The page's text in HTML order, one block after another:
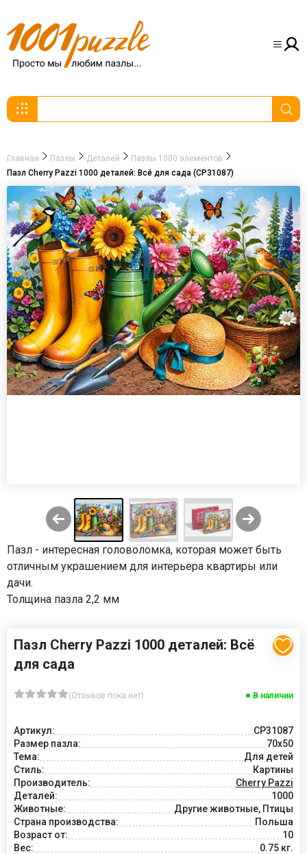
Главная Пазлы Деталей
Пазлы 1000 элементов
Пазл Cherry Pazzi 1000 деталей: Всё для сада (CP31087)
Пазл - интересная головоломка, которая может быть
отличным украшением для интерьера квартиры или
дачи.
Толщина пазла 2,2 мм
Пазл Cherry Pazzi 1000 деталей: Всё
для сада
(Отзывов пока нет) В наличии
Артикул:
CP31087
Размер пазла:
70x50
Тема:
Для детей
Стиль:
Картины
Производитель:
Cherry Pazzi
Деталей:
1000
Животные:
Другие животные, Птицы
Страна производства:
Польша
Возраст от:
10
Вес:
0.75 кг.